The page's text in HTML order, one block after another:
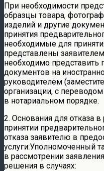
При необходимости
образцы товара,
изделий и другие
принятия
необходимые для
представлены
необходимо представить
документов на
руководителем
организации, с
в нотариальном порядке.
2. Основания для отказа
принятии
отказа заявителю в
услуги:Уполномоченный
в рассмотрении
решения в случаях: